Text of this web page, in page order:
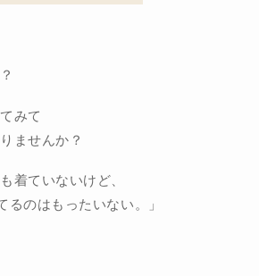
みて
ませんか？
着ていないけど、
るのはもったいない。」